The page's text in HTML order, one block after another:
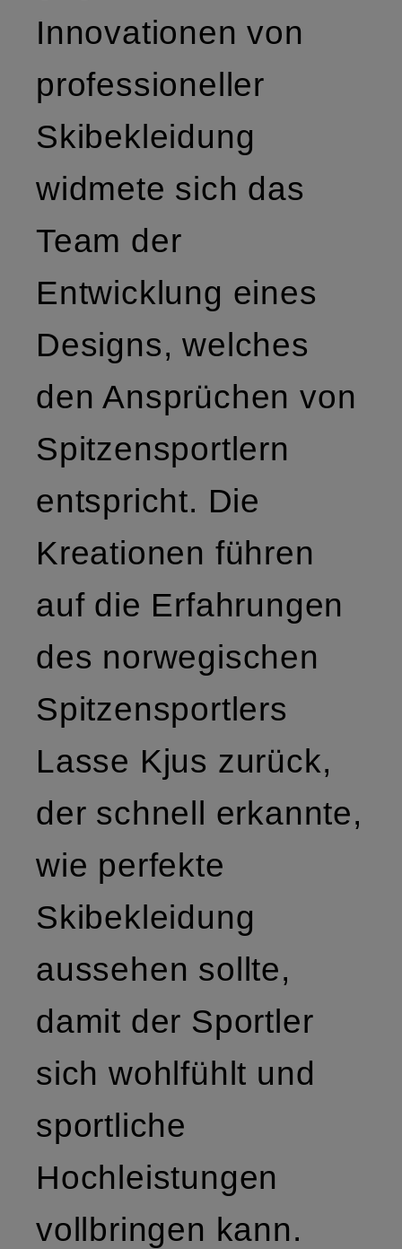
Innovationen von
professioneller
Skibekleidung
widmete sich das
Team der
Entwicklung eines
Designs, welches
den Ansprüchen von
Spitzensportlern
entspricht. Die
Kreationen führen
auf die Erfahrungen
des norwegischen
Spitzensportlers
Lasse Kjus zurück,
der schnell erkannte,
wie perfekte
Skibekleidung
aussehen sollte,
damit der Sportler
sich wohlfühlt und
sportliche
Hochleistungen
vollbringen kann.